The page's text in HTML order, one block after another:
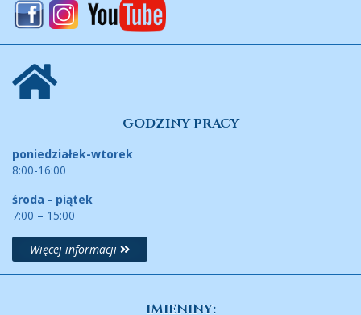
GODZINY PRACY
poniedziałek-wtorek
8:00-16:00
środa - piątek
7:00 – 15:00
Więcej informacji
IMIENINY: